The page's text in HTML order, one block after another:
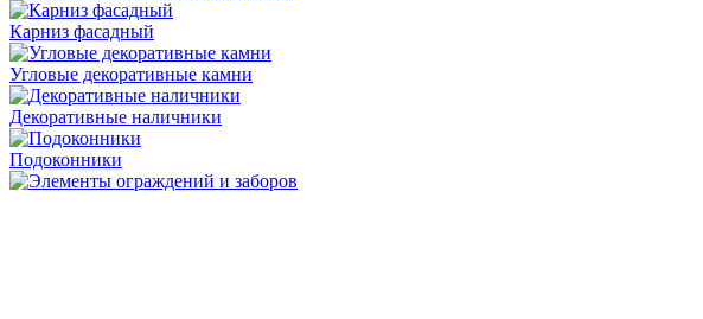
Карниз фасадный
Угловые декоративные камни
Декоративные наличники
Подоконники